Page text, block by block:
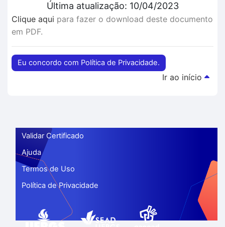
Última atualização: 10/04/2023
Clique aqui para fazer o download deste documento
em PDF.
Eu concordo com Política de Privacidade.
Ir ao início
Validar Certificado
Ajuda
Termos de Uso
Política de Privacidade